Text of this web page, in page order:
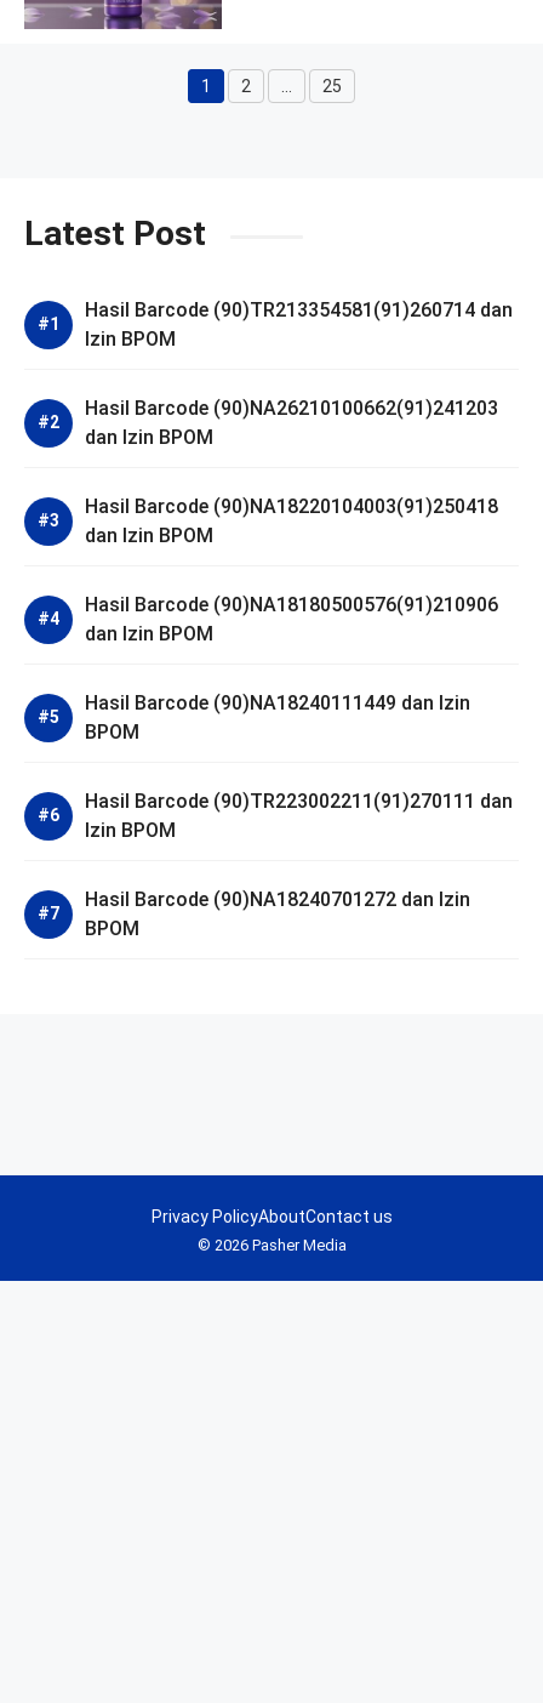
Halaman
1 Halaman
2 Halaman
25
Latest Post
Hasil Barcode (90)TR213354581(91)260714 dan
Izin BPOM
Hasil Barcode (90)NA26210100662(91)241203
dan Izin BPOM
Hasil Barcode (90)NA18220104003(91)250418
dan Izin BPOM
Hasil Barcode (90)NA18180500576(91)210906
dan Izin BPOM
Hasil Barcode (90)NA18240111449 dan Izin
BPOM
Hasil Barcode (90)TR223002211(91)270111 dan
Izin BPOM
Hasil Barcode (90)NA18240701272 dan Izin
BPOM
© 2026 Pasher Media
Privacy PolicyAboutContact us